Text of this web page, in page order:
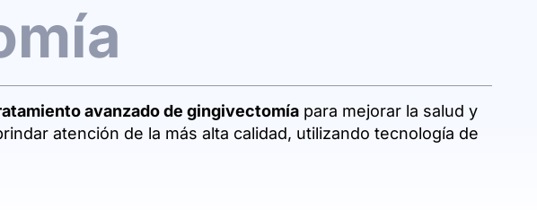
avanzado de gingivectomía para mejorar la salud y
atención de la más alta calidad, utilizando tecnología de